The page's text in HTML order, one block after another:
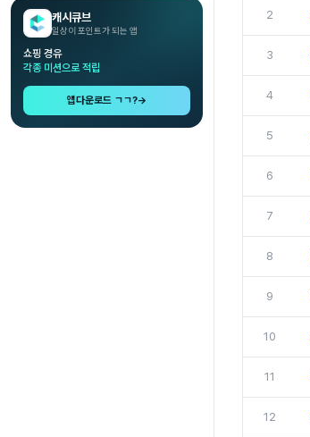
캐시큐브
일상이 포인트가 되는 앱
쇼핑 경유
각종 미션으로 적립
앱다운로드 ㄱㄱ?→
2
3
4
5
6
7
8
9
10
11
12